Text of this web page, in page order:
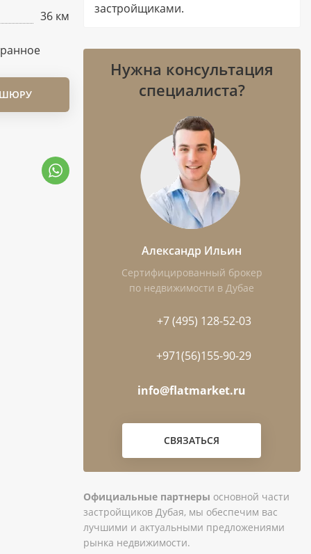
36 км
застройщиками.
Нужна консультация
специалиста?
Александр Ильин
Сертифицированный брокер
по недвижимости в Дубае
+7 (495) 128-52-03
+971(56)155-90-29
info@flatmarket.ru
СВЯЗАТЬСЯ
Официальные партнеры основной части
застройщиков Дубая, мы обеспечим вас
лучшими и актуальными предложениями
рынка недвижимости.